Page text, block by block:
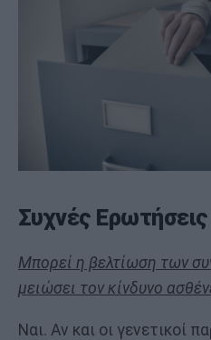
Συχνές Ερωτήσεις
Μπορεί η βελτίωση των
μειώσει τον κίνδυνο
Ναι. Αν και οι γενετικοί